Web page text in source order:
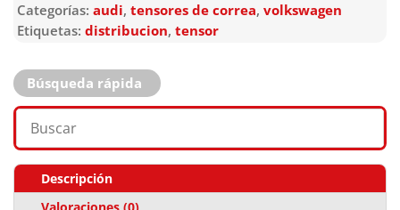
Categorías: audi, tensores de correa, volkswagen
Etiquetas: distribucion, tensor
Búsqueda rápida
Descripción
Valoraciones (0)